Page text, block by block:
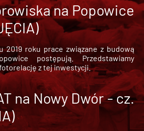
na Popowice
2019 roku prace związane z budową
postępują. Przedstawiamy
z tej inwestycji.
na Nowy Dwór - cz.